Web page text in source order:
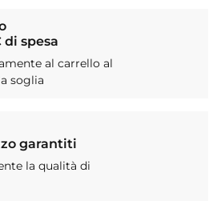
di spesa
al carrello al
soglia
garantiti
la qualità di